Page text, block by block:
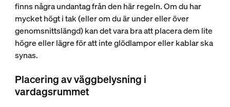
finns några undantag från den här regeln. Om du har
mycket högt i tak (eller om du är under eller över
genomsnittslängd) kan det vara bra att placera dem lite
högre eller lägre för att inte glödlampor eller kablar ska
synas.
Placering av väggbelysning i
vardagsrummet